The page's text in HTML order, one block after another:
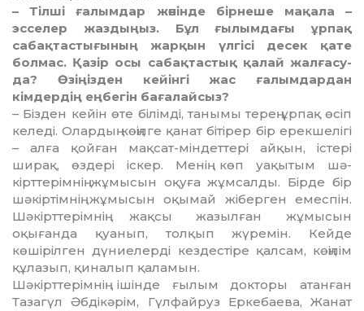
– Тілші ғалымдар жөнінде бір­не­ше мақала –
эсселер жаздыңыз. Бұл ғылымдағы ұрпақ
сабақтастығының жарқын үлгісі десек қате
болмас. Қазір осы сабақтастық қалай жалға­су­
да? Өзіңізден кейінгі жас ғалым­дар­дан
кімдердің еңбегін бағалайсыз?
– Бізден кейін өте білімді, та­ны­мы терең ұрпақ өсіп
келеді. Олар­дың көңілге қанат бітірер бір ерек­шелігі
– алға қойған мақсат-мін­деттері айқын, істері
ширақ, өз­дері іскер. Менің көп уақытым шә­
кірттерімнің жұмысын оқуға жұм­салды. Бірде бір
шәкіртімнің жұ­мысын оқымай жіберген емес­пін.
Шәкірттерімнің жақсы жазыл­ған жұмысын
оқығанда қуанып, толқып жүремін. Кейде
көшірілген дү­ниелерді кездестіре қалсам, көңі­лім
құлазып, қиналып қаламын.
Шәкірттерімнің ішінде ғылым докторы атанған
Тазагүл Әбдікәрім, Гүлфайруз Еркебаева, Жанат